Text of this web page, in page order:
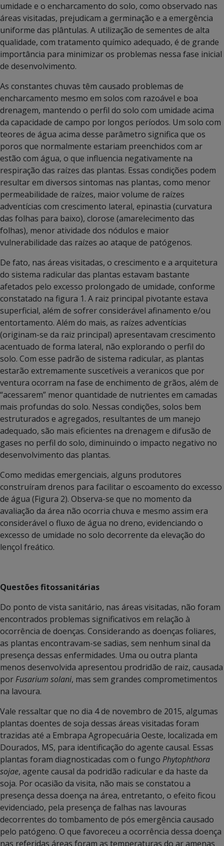
umidade e o encharcamento do solo, como observado nas
áreas visitadas, prejudicam a germinação e a emergência
uniforme das plântulas. A utilização de sementes de alta
qualidade, com tratamento químico adequado, é de grande
importância para minimizar os problemas nessa fase inicial
de desenvolvimento.
As constantes chuvas têm causado problemas de
encharcamento mesmo em solos com razoável e boa
drenagem, mantendo o perfil do solo com umidade acima
da capacidade de campo por longos períodos. Um solo com
teores de água acima desse parâmetro significa que os
poros que normalmente estariam preenchidos com ar
estão com água, o que influencia negativamente na
respiração das raízes das plantas. Essas condições podem
resultar em diversos sintomas nas plantas, como menor
permeabilidade de raízes, maior volume de raízes
adventícias com crescimento lateral, epinastia (curvatura
das folhas para baixo), clorose (amarelecimento das
folhas), menor atividade dos nódulos e maior
vulnerabilidade das raízes ao ataque de patógenos.
De fato, nas áreas visitadas, o crescimento e a arquitetura
do sistema radicular das plantas estavam bastante
afetados pelo excesso prolongado de umidade, conforme
constatado na figura 1. A raiz principal pivotante estava
superficial, além de sofrer considerável afinamento e/ou
entortamento. Além do mais, as raízes adventícias
(originam-se da raiz principal) apresentavam crescimento
acentuado de forma lateral, não explorando o perfil do
solo. Com esse padrão de sistema radicular, as plantas
estarão extremamente suscetíveis a veranicos que por
ventura ocorram na fase de enchimento de grãos, além de
“acessarem” menor quantidade de nutrientes em camadas
mais profundas do solo. Nessas condições, solos bem
estruturados e agregados, resultantes de um manejo
adequado, são mais eficientes na drenagem e difusão de
gases no perfil do solo, diminuindo o impacto negativo no
desenvolvimento das plantas.
Como medidas emergenciais, alguns produtores
construíram drenos para facilitar o escoamento do excesso
de água (Figura 2). Observa-se que no momento da
avaliação da área não ocorria chuva e mesmo assim era
considerável o fluxo de água no dreno, evidenciando o
excesso de umidade no solo decorrente da elevação do
lençol freático.
Questões fitossanitárias
Do ponto de vista sanitário, nas áreas visitadas, não foram
encontrados problemas significativos em relação à
ocorrência de doenças. Considerando as doenças foliares,
as plantas encontravam-se sadias, sem nenhum sinal da
presença dessas enfermidades. Uma ou outra planta
menos desenvolvida apresentou prodridão de raiz, causada
porFusarium solani, mas sem grandes comprometimentos
na lavoura.
Vale ressaltar que no dia 4 de novembro de 2015, algumas
plantas doentes de soja dessas áreas visitadas foram
trazidas até a Embrapa Agropecuária Oeste, localizada em
Dourados, MS, para identificação do agente causal. Essas
plantas foram diagnosticadas com o fungo Phytophthora
sojae, agente causal da podridão radicular e da haste da
soja. Por ocasião da visita, não mais se constatou a
presença dessa doença na área, entretanto, o efeito ficou
evidenciado, pela presença de falhas nas lavouras
decorrentes do tombamento de pós emergência causado
pelo patógeno. O que favoreceu a ocorrência dessa doença
nas referidas áreas foram as temperaturas do ar amenas